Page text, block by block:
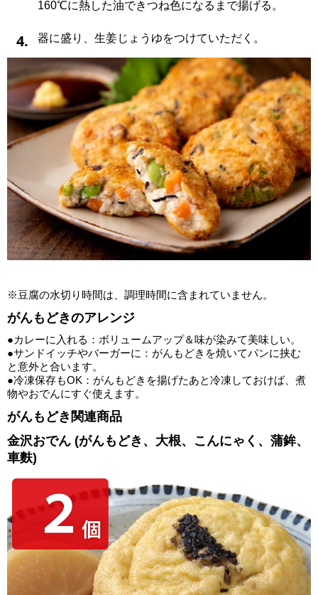
160℃に熱した油できつね色になるまで揚げる。
4. 器に盛り、生姜じょうゆをつけていただく。
※豆腐の水切り時間は、調理時間に含まれていません。
がんもどきのアレンジ
●カレーに入れる：ボリュームアップ＆味が染みて美味しい。
●サンドイッチやバーガーに：がんもどきを焼いてパンに挟む
と意外と合います。
●冷凍保存もOK：がんもどきを揚げたあと冷凍しておけば、煮
物やおでんにすぐ使えます。
がんもどき関連商品
金沢おでん (がんもどき、大根、こんにゃく、蒲鉾、
車麩)